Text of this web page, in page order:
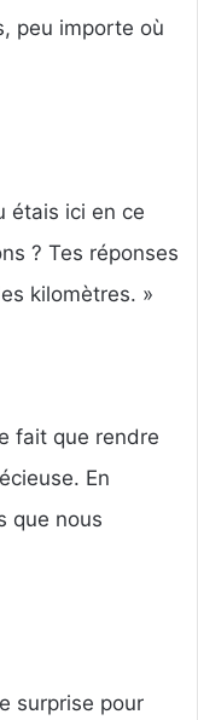
peu importe où
étais ici en ce
? Tes réponses
kilomètres. »
fait que rendre
En
que nous
surprise pour